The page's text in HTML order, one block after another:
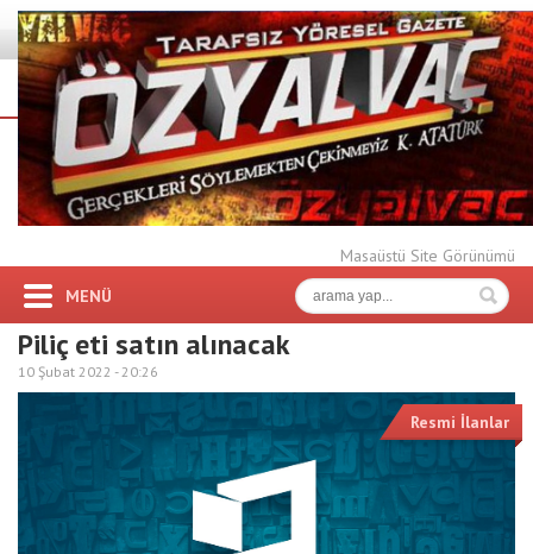
Masaüstü Site Görünümü
MENÜ
Piliç eti satın alınacak
10 Şubat 2022 - 20:26
Resmi İlanlar